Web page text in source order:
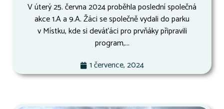
V úterý 25. června 2024 proběhla poslední společná
akce 1.A a 9.A. Žáci se společně vydali do parku
v Místku, kde si deváťáci pro prvňáky připravili
program,...
1 července, 2024